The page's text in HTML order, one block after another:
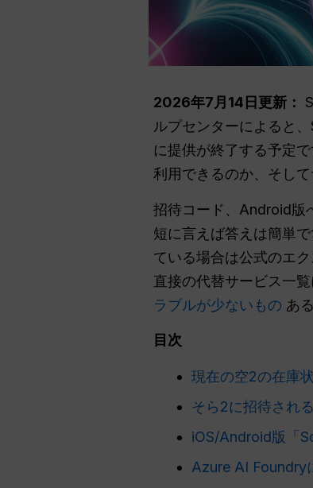
2026年7月14日更新：
ルプセンターによると
に提供が終了する予定
利用できるのか、そし
招待コード、Android版
短に言えば答えは簡単
ている場合は公式のエ
直接の代替サービス一
ラブルが少ないもの あ
目次
現在の空2の在庫
そら2に招待され
iOS/Android版「
Azure AI Foundry